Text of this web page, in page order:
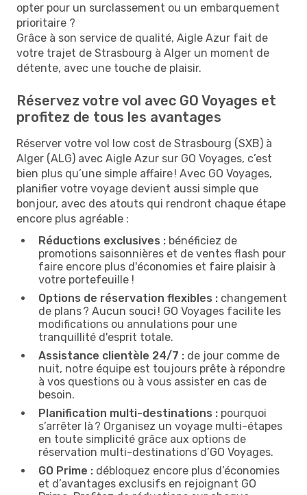
opter pour un surclassement ou un embarquement
prioritaire ?
Grâce à son service de qualité, Aigle Azur fait de
votre trajet de Strasbourg à Alger un moment de
détente, avec une touche de plaisir.
Réservez votre vol avec GO Voyages et
profitez de tous les avantages
Réserver votre vol low cost de Strasbourg (SXB) à
Alger (ALG) avec Aigle Azur sur GO Voyages, c’est
bien plus qu’une simple affaire ! Avec GO Voyages,
planifier votre voyage devient aussi simple que
bonjour, avec des atouts qui rendront chaque étape
encore plus agréable :
Réductions exclusives : bénéficiez de
promotions saisonnières et de ventes flash pour
faire encore plus d'économies et faire plaisir à
votre portefeuille !
Options de réservation flexibles : changement
de plans ? Aucun souci ! GO Voyages facilite les
modifications ou annulations pour une
tranquillité d'esprit totale.
Assistance clientèle 24/7 : de jour comme de
nuit, notre équipe est toujours prête à répondre
à vos questions ou à vous assister en cas de
besoin.
Planification multi-destinations : pourquoi
s’arrêter là ? Organisez un voyage multi-étapes
en toute simplicité grâce aux options de
réservation multi-destinations d’GO Voyages.
GO Prime : débloquez encore plus d’économies
et d’avantages exclusifs en rejoignant GO